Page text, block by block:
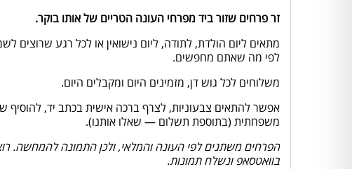
זר פרחים שזור ביד מפרחי העונה הטריים של אותו בוקר.
מתאים ליום הולדת, לתודה, ליום נישואין או לכל רגע שרוצים
לפי מה שאתם מחפשים.
משלוחים לכל גוש דן, מזמינים היום ומקבלים היום.
אפשר להתאים צבעוניות, לצרף ברכה אישית בכתב יד, להוסיף
משפחתית (בתוספת תשלום — שאלו אותנו).
הפרחים משתנים לפי העונה והמלאי, ולכן התמונה להמחשה.
בוואטסאפ ונשלח תמונות.